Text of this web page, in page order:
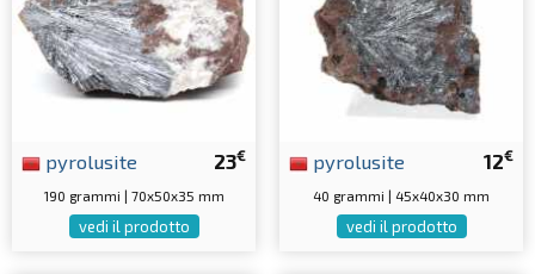
23€
pyrolusite
190 grammi | 70x50x35 mm
vedi il prodotto
12€
pyrolusite
40 grammi | 45x40x30 mm
vedi il prodotto